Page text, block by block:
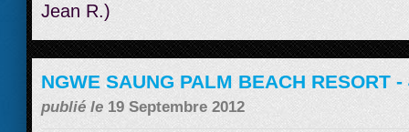
Jean R.)
NGWE SAUNG PALM BEACH RESORT
publié le 19 Septembre 2012